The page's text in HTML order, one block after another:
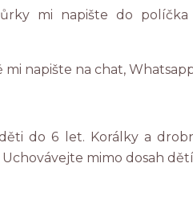
mi napište do
mi napište na chat,
do 6 let. Korálky a
mimo dosah